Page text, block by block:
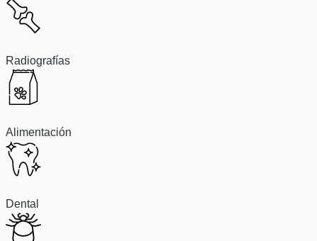
Radiografías
Alimentación
Dental